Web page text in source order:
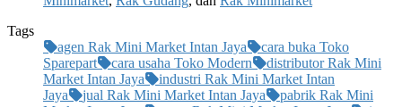
Tags
agen Rak Mini Market Intan Jaya
cara buka Toko
Sparepart
cara usaha Toko Modern
distributor Rak Mini
Market Intan Jaya
industri Rak Mini Market Intan
Jaya
jual Rak Mini Market Intan Jaya
pabrik Rak Mini